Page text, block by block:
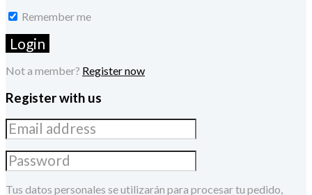
Remember me
Not a member? Register now
Register with us
Tus datos personales se utilizarán para procesar tu pedido,